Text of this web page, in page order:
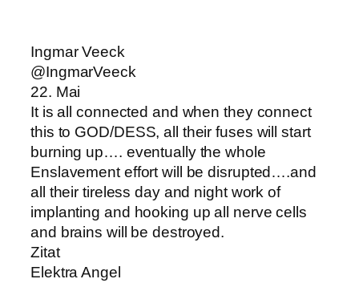
Ingmar Veeck
@IngmarVeeck
22. Mai
It is all connected and when they connect
this to GOD/DESS, all their fuses will start
burning up…. eventually the whole
Enslavement effort will be disrupted….and
all their tireless day and night work of
implanting and hooking up all nerve cells
and brains will be destroyed.
Zitat
Elektra Angel